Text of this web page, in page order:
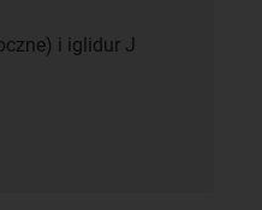
i iglidur J